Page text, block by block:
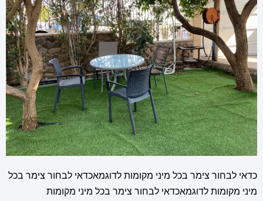
כדאי לבחור צימר בכל מיני מקומות לדוגמאכדאי לבחור צימר בכל
מיני מקומות לדוגמאכדאי לבחור צימר בכל מיני מקומות